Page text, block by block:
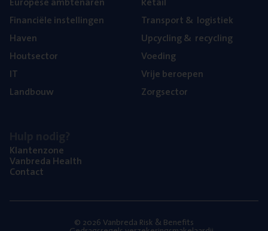
Finan­ci­ë­le instellingen
Haven
Hout­sec­tor
IT
Land­bouw
Trans­port& logistiek
Upcy­cling& recycling
Voe­ding
Vrije beroe­pen
Zorg­sec­tor
Klan­ten­zo­ne
Van­b­re­da Health
Con­tact
© 2026 Vanbreda Risk & Benefits